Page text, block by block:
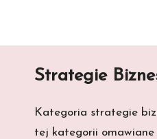
Strategie
Kategoria strategie
tej kategorii omawiane